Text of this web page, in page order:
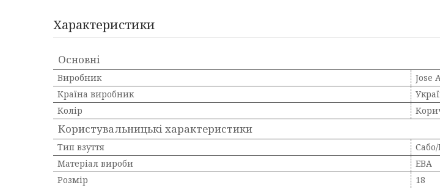
Характеристики
Основні
Виробник
Jose
Країна виробник
Колір
Користувальницькі характеристики
Тип взуття
Матеріал вироби
ЕВА
Розмір
18